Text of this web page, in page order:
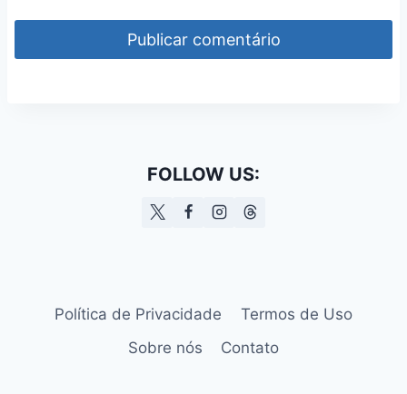
FOLLOW US:
Política de Privacidade
Termos de Uso
Sobre nós
Contato